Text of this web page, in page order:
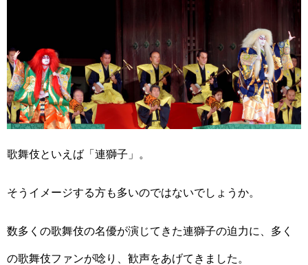
歌舞伎といえば「連獅子」。
そうイメージする方も多いのではないでしょうか。
数多くの歌舞伎の名優が演じてきた連獅子の迫力に、多く
の歌舞伎ファンが唸り、歓声をあげてきました。